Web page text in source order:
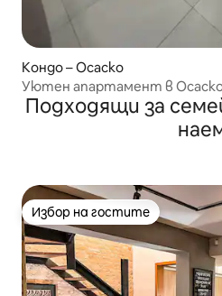
Кондо – Осаско
Уютен апартамент в
Подходящи за
Избор на гостите
Избор на гостите